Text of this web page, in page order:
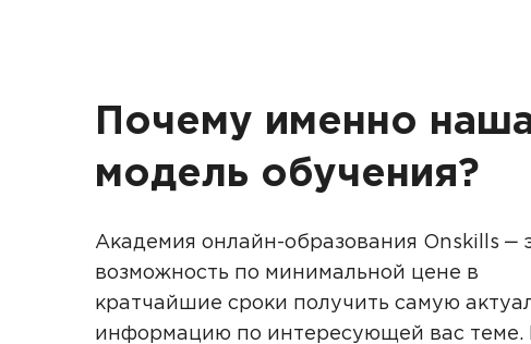
Почему именно
модель обучения?
Академия онлайн-образования Onskills ‒
возможность по минимальной цене в
кратчайшие сроки получить самую
информацию по интересующей вас теме.